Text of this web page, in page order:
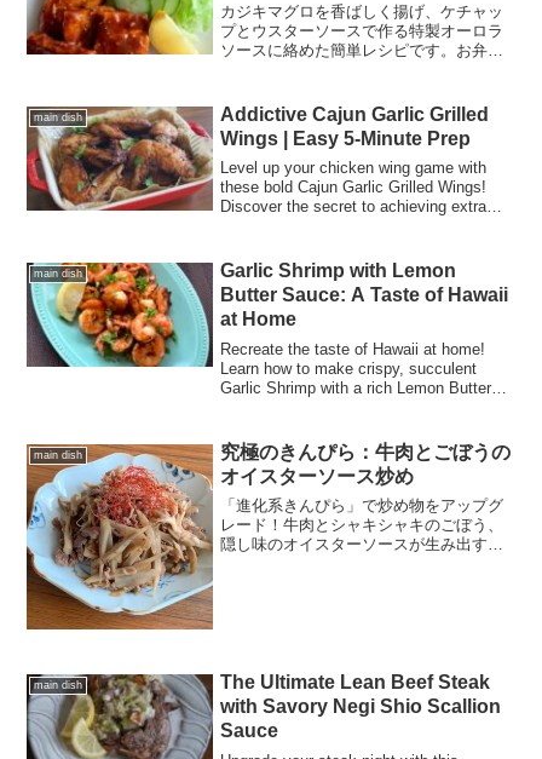
カジキマグロを香ばしく揚げ、ケチャッ
プとウスターソースで作る特製オーロラ
ソースに絡めた簡単レシピです。お弁当
main dish
Addictive Cajun Garlic Grilled
Wings | Easy 5-Minute Prep
Level up your chicken wing game with
these bold Cajun Garlic Grilled Wings!
Discover the secret to achieving extra
takes only 5 minutes to prep, making it
perfect for busy weeknights or family
gatherings.
main dish
Garlic Shrimp with Lemon
Butter Sauce: A Taste of Hawaii
at Home
Recreate the taste of Hawaii at home!
Learn how to make crispy, succulent
Garlic Shrimp with a rich Lemon Butter
main dish
究極のきんぴら：牛肉とごぼうの
オイスターソース炒め
「進化系きんぴら」で炒め物をアップグ
レード！牛肉とシャキシャキのごぼう、
隠し味のオイスターソースが生み出す旨
main dish
The Ultimate Lean Beef Steak
with Savory Negi Shio Scallion
Sauce